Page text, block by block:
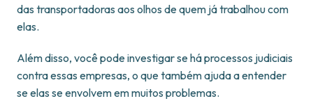
das transportadoras aos olhos de quem já trabalhou com
elas.
Além disso, você pode investigar se há processos judiciais
contra essas empresas, o que também ajuda a entender
se elas se envolvem em muitos problemas.